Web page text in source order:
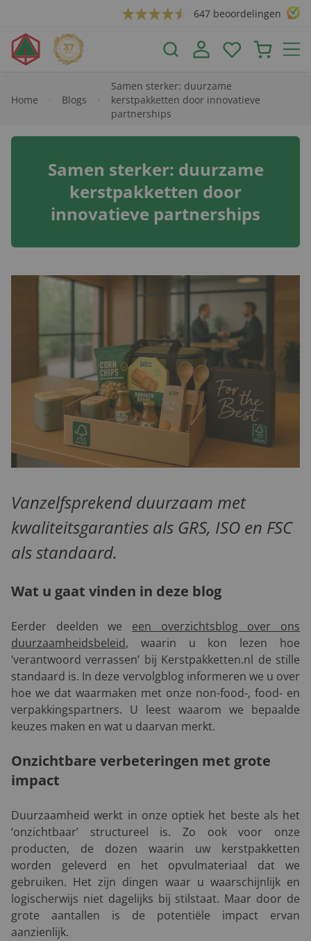
647 beoordelingen
Home Blogs
Samen sterker: duurzame
kerstpakketten door innovatieve
partnerships
Samen sterker: duurzame
kerstpakketten door
innovatieve partnerships
Vanzelfsprekend duurzaam met
kwaliteitsgaranties als GRS, ISO en FSC
als standaard.
Wat u gaat vinden in deze blog
Eerder deelden we een overzichtsblog over ons
duurzaamheidsbeleid, waarin u kon lezen hoe
‘verantwoord verrassen’ bij Kerstpakketten.nl de stille
standaard is. In deze vervolgblog informeren we u over
hoe we dat waarmaken met onze non-food-, food- en
verpakkingspartners. U leest waarom we bepaalde
keuzes maken en wat u daarvan merkt.
Onzichtbare verbeteringen met grote
impact
Duurzaamheid werkt in onze optiek het beste als het
‘onzichtbaar’ structureel is. Zo ook voor onze
producten, de dozen waarin uw kerstpakketten
worden geleverd en het opvulmateriaal dat we
gebruiken. Het zijn dingen waar u waarschijnlijk en
logischerwijs niet dagelijks bij stilstaat. Maar door de
grote aantallen is de potentiële impact ervan
aanzienlijk.